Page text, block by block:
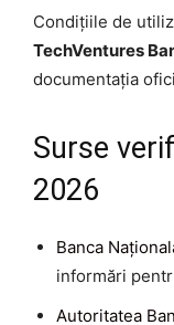
Condițiile de
TechVentures
documentația
Surse
2026
Banca
informări
Autoritatea